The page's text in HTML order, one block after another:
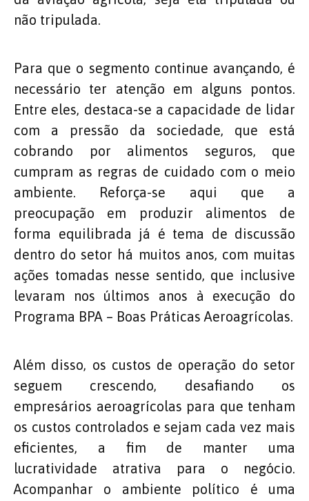
não tripulada.
Para que o segmento continue avançando, é
necessário ter atenção em alguns pontos.
Entre eles, destaca-se a capacidade de lidar
com a pressão da sociedade, que está
cobrando por alimentos seguros, que
cumpram as regras de cuidado com o meio
ambiente. Reforça-se aqui que a
preocupação em produzir alimentos de
forma equilibrada já é tema de discussão
dentro do setor há muitos anos, com muitas
ações tomadas nesse sentido, que inclusive
levaram nos últimos anos à execução do
Programa BPA – Boas Práticas Aeroagrícolas.
Além disso, os custos de operação do setor
seguem crescendo, desafiando os
empresários aeroagrícolas para que tenham
os custos controlados e sejam cada vez mais
eficientes, a fim de manter uma
lucratividade atrativa para o negócio.
Acompanhar o ambiente político é uma